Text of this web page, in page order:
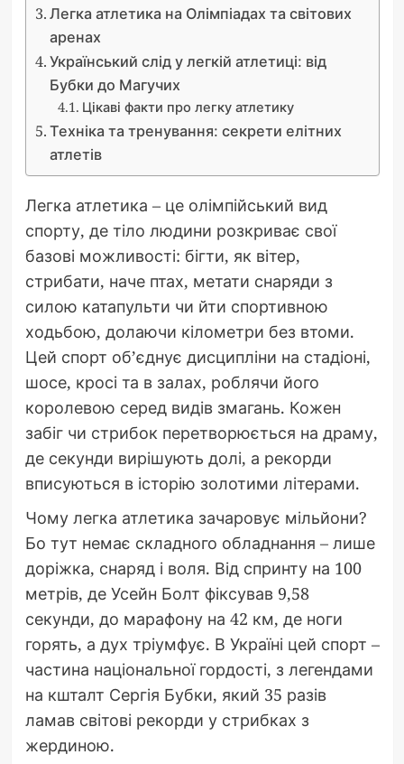
Легка атлетика на Олімпіадах та світових
аренах
Український слід у легкій атлетиці: від
Бубки до Магучих
Цікаві факти про легку атлетику
Техніка та тренування: секрети елітних
атлетів
Легка атлетика – це олімпійський вид
спорту, де тіло людини розкриває свої
базові можливості: бігти, як вітер,
стрибати, наче птах, метати снаряди з
силою катапульти чи йти спортивною
ходьбою, долаючи кілометри без втоми.
Цей спорт об’єднує дисципліни на стадіоні,
шосе, кросі та в залах, роблячи його
королевою серед видів змагань. Кожен
забіг чи стрибок перетворюється на драму,
де секунди вирішують долі, а рекорди
вписуються в історію золотими літерами.
Чому легка атлетика зачаровує мільйони?
Бо тут немає складного обладнання – лише
доріжка, снаряд і воля. Від спринту на 100
метрів, де Усейн Болт фіксував 9,58
секунди, до марафону на 42 км, де ноги
горять, а дух тріумфує. В Україні цей спорт –
частина національної гордості, з легендами
на кшталт Сергія Бубки, який 35 разів
ламав світові рекорди у стрибках з
жердиною.